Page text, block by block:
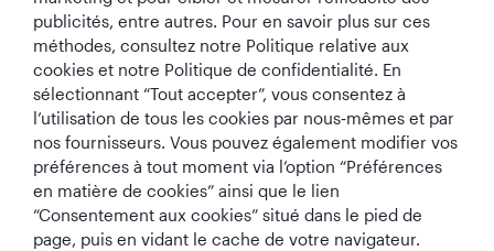
n'obéissons pas aux signaux « Do not track » des navigateurs,
car nous attendons qu'une norme uniforme soit mise en
place par les régulateurs ou le secteur de la protection de
la vie privée. « Do not track » est une préférence que vous
pouvez paramétrer dans votre navigateur afin d'informer les
sites web que vous ne souhaitez pas être suivi. Vous pouvez
activer ou désactiver « Do not track » sur la page des
préférences ou des paramètres de votre navigateur
Internet. Cela nous aide à les améliorer. Vous pouvez
accepter tous les cookies, personnaliser vos paramètres ou
publicités, entre autres. Pour en savoir plus sur ces
méthodes, consultez notre Politique relative aux
cookies et notre Politique de confidentialité. En
sélectionnant “Tout accepter”, vous consentez à
l’utilisation de tous les cookies par nous‑mêmes et par
nos fournisseurs. Vous pouvez également modifier vos
préférences à tout moment via l’option “Préférences
en matière de cookies” ainsi que le lien
“Consentement aux cookies” situé dans le pied de
page, puis en vidant le cache de votre navigateur.